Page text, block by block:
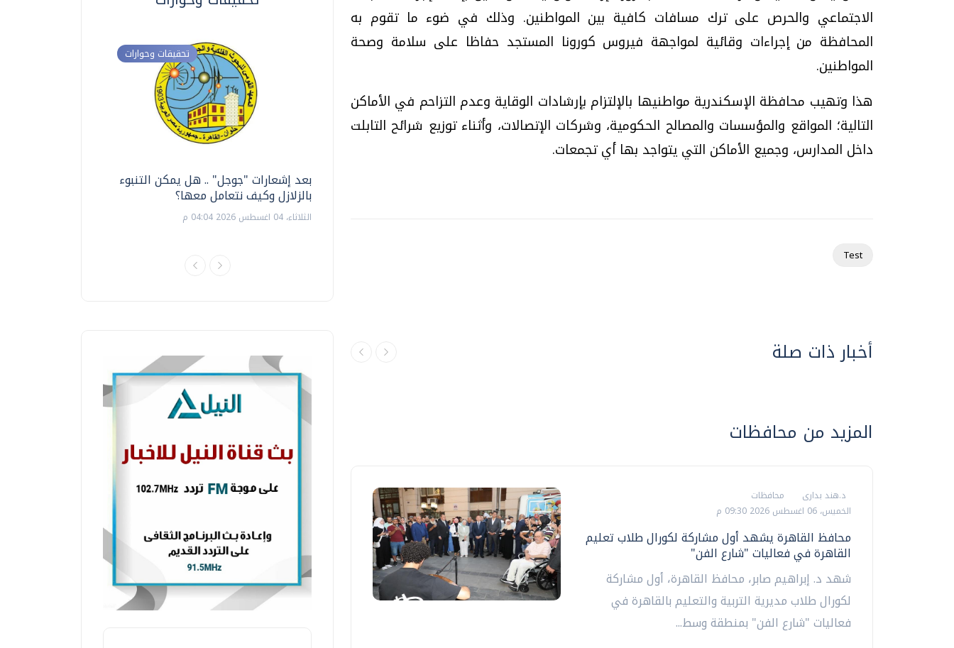
الاجتماعي والحرص على ترك مسافات كافية بين المواطنين. وذلك في ضوء ما تقوم به
المحافظة من إجراءات وقائية لمواجهة فيروس كورونا المستجد حفاظا على سلامة وصحة
المواطنين.
هذا وتهيب محافظة الإسكندرية مواطنيها بالإلتزام بإرشادات الوقاية وعدم التزاحم في الأماكن
التالية؛ المواقع والمؤسسات والمصالح الحكومية، وشركات الإتصالات، وأثناء توزيع شرائح التابلت
داخل المدارس، وجميع الأماكن التي يتواجد بها أي تجمعات.
Test
أخبار ذات صلة
المزيد من محافظات
د.هند بدارى
محافظات
الخميس، 06 اغسطس 2026 09:30 م
محافظ القاهرة يشهد أول مشاركة لكورال طلاب تعليم
القاهرة في فعاليات "شارع الفن"
شهد د. إبراهيم صابر، محافظ القاهرة، أول مشاركة
لكورال طلاب مديرية التربية والتعليم بالقاهرة في
فعاليات "شارع الفن" بمنطقة وسط...
تحقيقات وحوارات
بعد إشعارات "جوجل" .. هل يمكن التنبوء
بالزلازل وكيف نتعامل معها؟
الثلاثاء، 04 اغسطس 2026 04:04 م
تحقيقات وحوارات تحقيقات وحوارات تحقيقات وحوارات